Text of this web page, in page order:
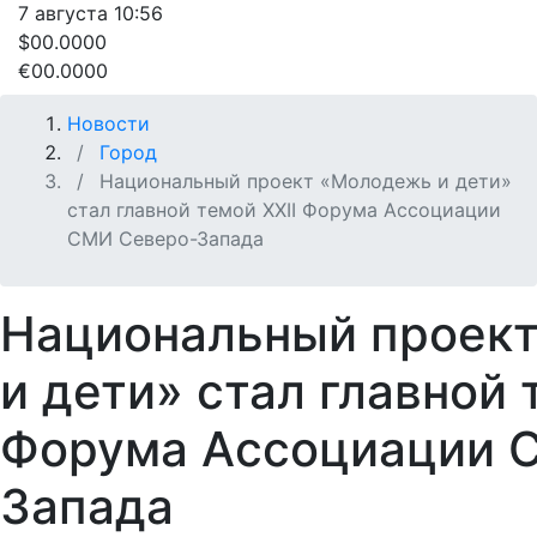
7 августа 10:56
$00.0000
€00.0000
Новости
Город
Национальный проект «Молодежь и дети»
стал главной темой XXII Форума Ассоциации
СМИ Северо-Запада
Национальный
и дети» стал главной
Форума Ассоциации
Запада